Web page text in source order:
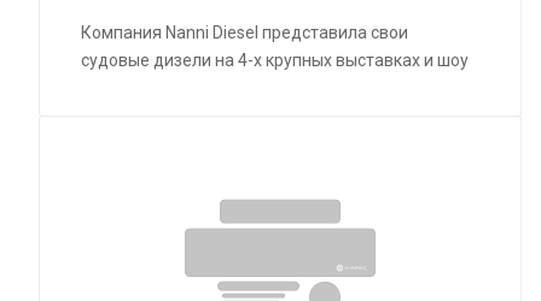
Компания Nanni Diesel представила свои
судовые дизели на 4-х крупных выставках и шоу